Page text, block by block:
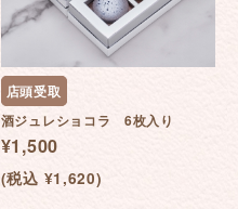
店頭受取
酒ジュレショコラ 6枚入り
¥1,500
(税込 ¥1,620)